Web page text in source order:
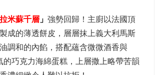
米蘇千層 」 強勢回歸！主廚以法國頂
成的薄透餅皮，層層抹上義大利馬斯
調和的內餡，搭配蘊含微微酒香與
的巧克力海綿蛋糕，上層撒上略帶苦韻